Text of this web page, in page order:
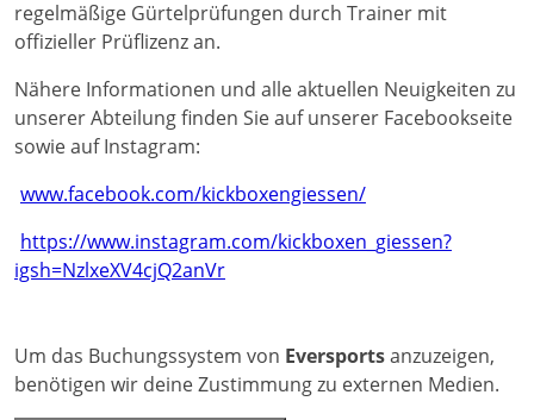
regelmäßige Gürtelprüfungen durch Trainer mit
offizieller Prüflizenz an.
Nähere Informationen und alle aktuellen Neuigkeiten zu
unserer Abteilung finden Sie auf unserer Facebookseite
sowie auf Instagram:
www.facebook.com/kickboxengiessen/
https://www.instagram.com/kickboxen_giessen?
igsh=NzlxeXV4cjQ2anVr
Um das Buchungssystem von Eversportsanzuzeigen,
benötigen wir deine Zustimmung zu externen Medien.